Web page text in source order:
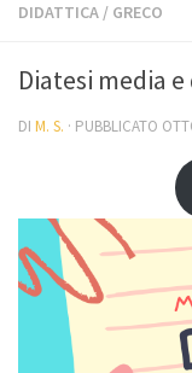
DIDATTICA / GRECO
Diatesi media
DI M. S. · PUBBLICATO